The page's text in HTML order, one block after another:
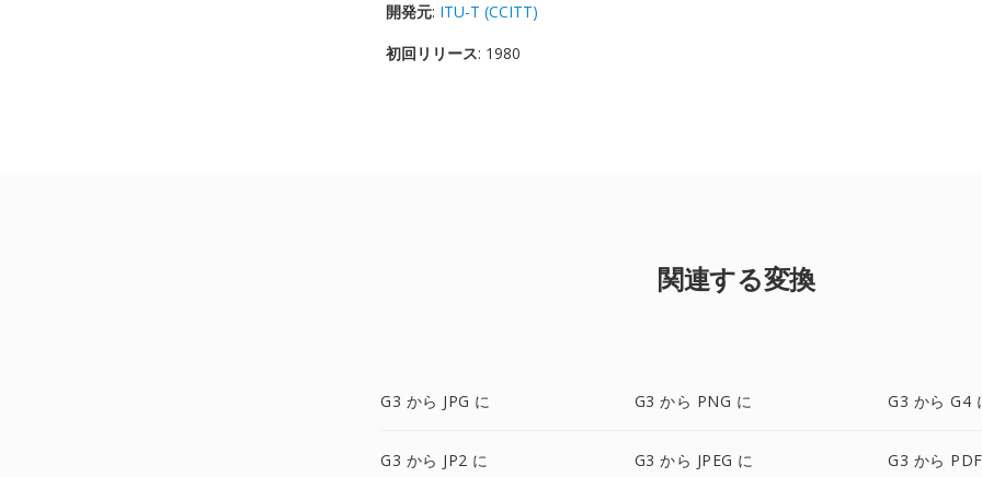
開発元: ITU-T (CCITT)
初回リリース: 1980
関連する変換
G3 から JPG に G3 から PNG に G3 から G4
G3 から JP2 に G3 から JPEG に G3 から